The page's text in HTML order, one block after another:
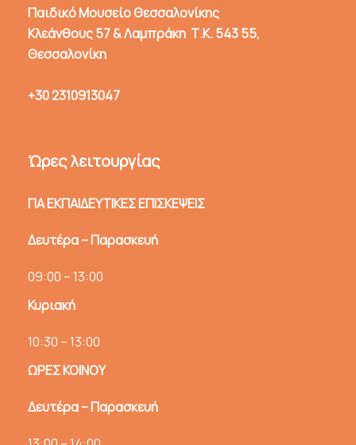
Παιδικό Μουσείο Θεσσαλονίκης
Κλεάνθους 57 & Λαμπράκη Τ.Κ. 543 55,
Θεσσαλονίκη
+30 2310913047
Ώρες λειτουργίας
ΓΙΑ ΕΚΠΑΙΔΕΥΤΙΚΕΣ ΕΠΙΣΚΕΨΕΙΣ
Δευτέρα – Παρασκευή
09:00 – 13:00
Κυριακή
10:30 – 13:00
ΩΡΕΣ ΚΟΙΝΟΥ
Δευτέρα – Παρασκευή